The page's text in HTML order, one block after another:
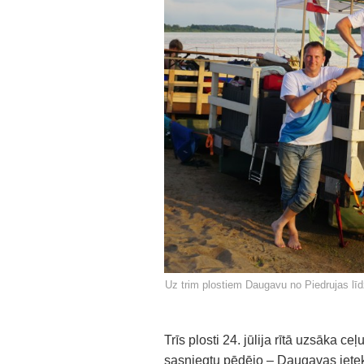
Uz trim plostiem Daugavu no Piedrujas
Trīs plosti 24. jūlija rītā uzsāka
sasniegtu pēdējo – Daugavas